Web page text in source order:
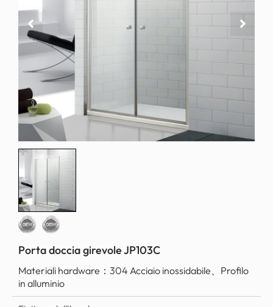
Porta doccia girevole JP103C
Materiali hardware： 304 Acciaio inossidabile、Profilo
in alluminio